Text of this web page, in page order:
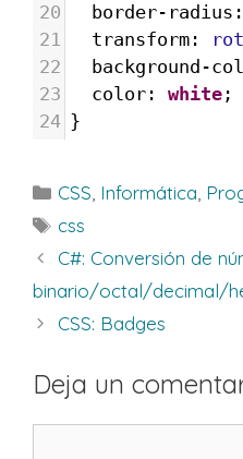
20
border-radius :
21
transform :
22
background-
23
color : white ;
24 }
Categorías
CSS, Informática,
Etiquetas
css
C#: Conversión de
binario/octal/decimal/
CSS: Badges
Deja un